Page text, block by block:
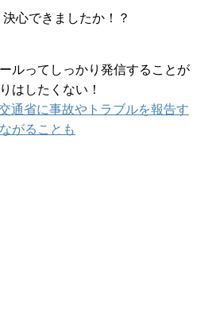
心できましたか！？
ルってしっかり発信することが
はしたくない！
通省に事故やトラブルを報告す
がることも